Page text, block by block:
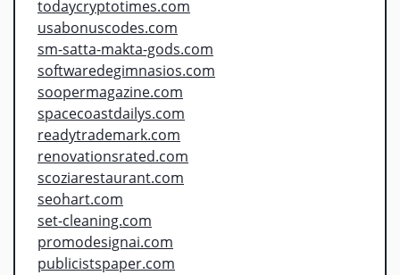
todaycryptotimes.com
usabonuscodes.com
sm-satta-makta-gods.com
softwaredegimnasios.com
soopermagazine.com
spacecoastdailys.com
readytrademark.com
renovationsrated.com
scoziarestaurant.com
seohart.com
set-cleaning.com
promodesignai.com
publicistspaper.com